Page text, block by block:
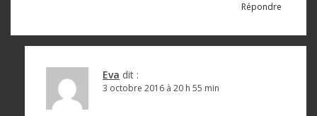
Répondre
Eva dit :
3 octobre 2016 à 20 h 55 min